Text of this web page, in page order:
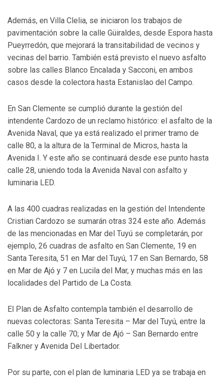
Además, en Villa Clelia, se iniciaron los trabajos de
pavimentación sobre la calle Güiraldes, desde Espora hasta
Pueyrredón, que mejorará la transitabilidad de vecinos y
vecinas del barrio. También está previsto el nuevo asfalto
sobre las calles Blanco Encalada y Sacconi, en ambos
casos desde la colectora hasta Estanislao del Campo.
En San Clemente se cumplió durante la gestión del
intendente Cardozo de un reclamo histórico: el asfalto de la
Avenida Naval, que ya está realizado el primer tramo de
calle 80, a la altura de la Terminal de Micros, hasta la
Avenida I. Y este año se continuará desde ese punto hasta
calle 28, uniendo toda la Avenida Naval con asfalto y
luminaria LED.
A las 400 cuadras realizadas en la gestión del Intendente
Cristian Cardozo se sumarán otras 324 este año. Además
de las mencionadas en Mar del Tuyú se completarán, por
ejemplo, 26 cuadras de asfalto en San Clemente, 19 en
Santa Teresita, 51 en Mar del Tuyú, 17 en San Bernardo, 58
en Mar de Ajó y 7 en Lucila del Mar, y muchas más en las
localidades del Partido de La Costa.
El Plan de Asfalto contempla también el desarrollo de
nuevas colectoras: Santa Teresita – Mar del Tuyú, entre la
calle 50 y la calle 70; y Mar de Ajó – San Bernardo entre
Falkner y Avenida Del Libertador.
Por su parte, con el plan de luminaria LED ya se trabaja en